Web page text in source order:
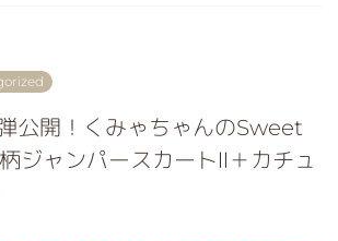
公開！くみゃちゃんのSweet
ジャンパースカートⅡ＋カチュ